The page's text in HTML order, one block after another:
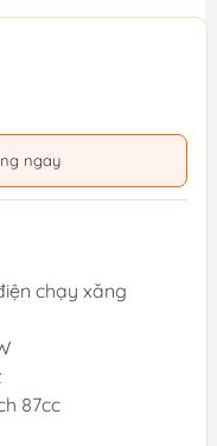
ngay
chạy xăng
87cc